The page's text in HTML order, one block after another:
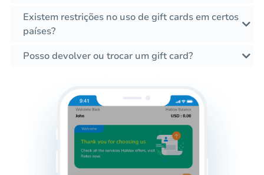
Existem restrições no uso de gift cards em certos
países?
Posso devolver ou trocar um gift card?